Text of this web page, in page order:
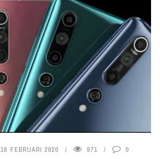
18 FEBRUARI 2020 971 0